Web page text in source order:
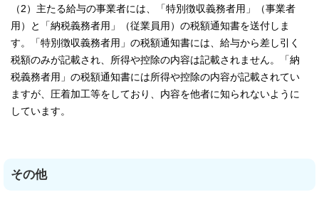
（2）主たる給与の事業者には、「特別徴収義務者用」（事業者
用）と「納税義務者用」（従業員用）の税額通知書を送付しま
す。「特別徴収義務者用」の税額通知書には、給与から差し引く
税額のみが記載され、所得や控除の内容は記載されません。「納
税義務者用」の税額通知書には所得や控除の内容が記載されてい
ますが、圧着加工等をしており、内容を他者に知られないように
しています。
その他